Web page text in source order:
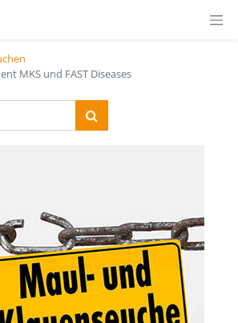
MKS und FAST Diseases